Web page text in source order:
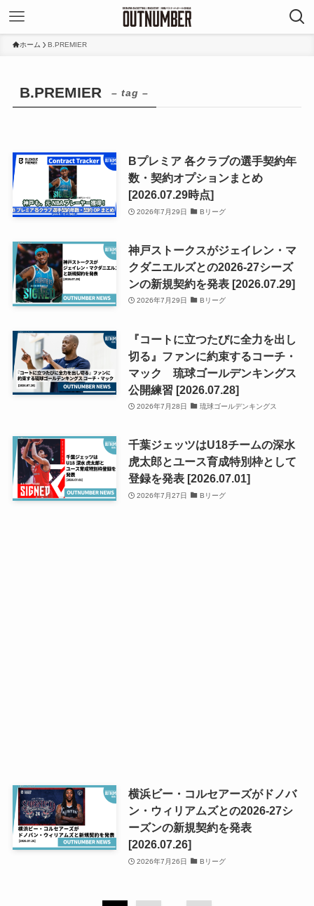
ホーム B.PREMIER
B.PREMIER – tag –
Bプレミア 各クラブの選手契約年
数・契約オプションまとめ
[2026.07.29時点]
2026年7月29日 Bリーグ
神戸ストークスがジェイレン・マ
クダニエルズとの2026-27シーズ
ンの新規契約を発表 [2026.07.29]
2026年7月29日 Bリーグ
『コートに立つたびに全力を出し
切る』ファンに約束するコーチ・
マック 琉球ゴールデンキングス
公開練習 [2026.07.28]
2026年7月28日 琉球ゴールデンキングス
千葉ジェッツはU18チームの深水
虎太郎とユース育成特別枠として
登録を発表 [2026.07.01]
2026年7月27日 Bリーグ
横浜ビー・コルセアーズがドノバ
ン・ウィリアムズとの2026-27シ
ーズンの新規契約を発表
[2026.07.26]
2026年7月26日 Bリーグ